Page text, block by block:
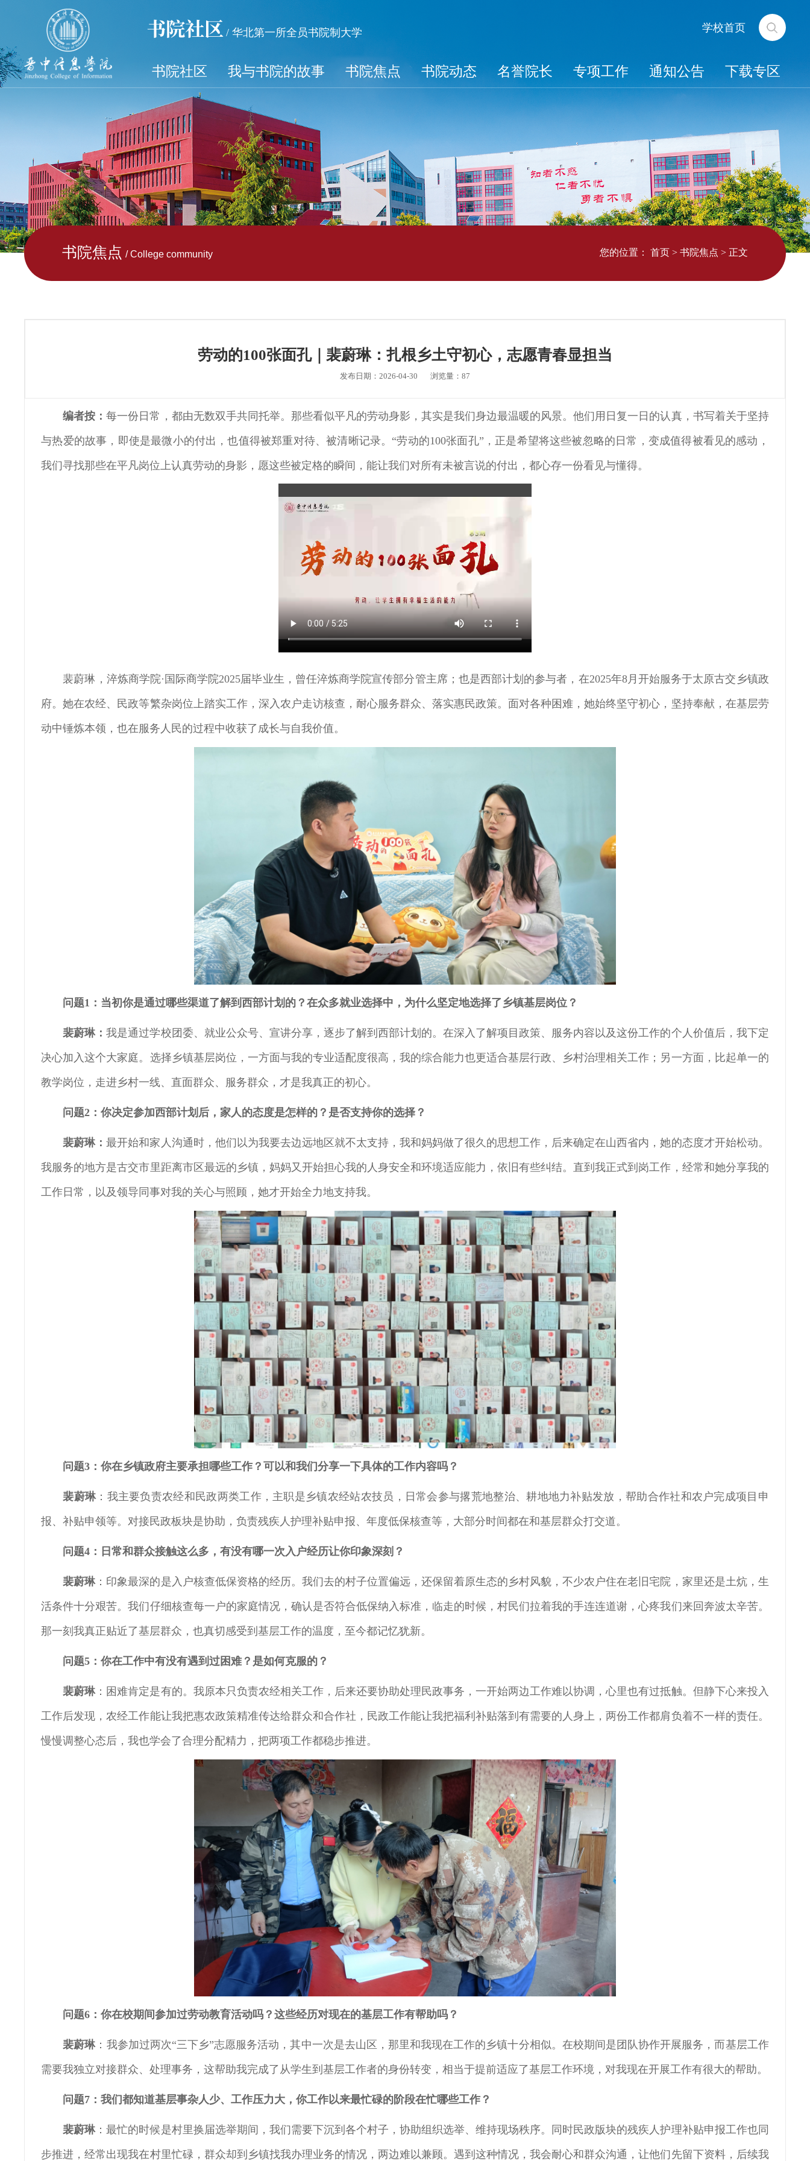
书院社区 / 华北第一所全员书院制大学 学校首页
书院社区 我与书院的故事 书院焦点 书院动态 名誉院长 专项工作 通知公告 下载专区
书院焦点 / College community 您的位置： 首页 > 书院焦点 > 正文
劳动的100张面孔｜裴蔚琳：扎根乡土守初心，志愿青春显担当
发布日期：2026-04-30 浏览量： 87
编者按：每一份日常，都由无数双手共同托举。那些看似平凡的劳动身影，其实是我们身边最温暖的风景。他们用日复一日的认真，书写着关于坚持
与热爱的故事，即使是最微小的付出，也值得被郑重对待、被清晰记录。“劳动的100张面孔”，正是希望将这些被忽略的日常，变成值得被看见的感动，
我们寻找那些在平凡岗位上认真劳动的身影，愿这些被定格的瞬间，能让我们对所有未被言说的付出，都心存一份看见与懂得。
裴蔚琳，淬炼商学院·国际商学院2025届毕业生，曾任淬炼商学院宣传部分管主席；也是西部计划的参与者，在2025年8月开始服务于太原古交乡镇政
府。她在农经、民政等繁杂岗位上踏实工作，深入农户走访核查，耐心服务群众、落实惠民政策。面对各种困难，她始终坚守初心，坚持奉献，在基层劳
动中锤炼本领，也在服务人民的过程中收获了成长与自我价值。
问题1：当初你是通过哪些渠道了解到西部计划的？在众多就业选择中，为什么坚定地选择了乡镇基层岗位？
裴蔚琳：我是通过学校团委、就业公众号、宣讲分享，逐步了解到西部计划的。在深入了解项目政策、服务内容以及这份工作的个人价值后，我下定
决心加入这个大家庭。选择乡镇基层岗位，一方面与我的专业适配度很高，我的综合能力也更适合基层行政、乡村治理相关工作；另一方面，比起单一的
教学岗位，走进乡村一线、直面群众、服务群众，才是我真正的初心。
问题2：你决定参加西部计划后，家人的态度是怎样的？是否支持你的选择？
裴蔚琳：最开始和家人沟通时，他们以为我要去边远地区就不太支持，我和妈妈做了很久的思想工作，后来确定在山西省内，她的态度才开始松动。
我服务的地方是古交市里距离市区最远的乡镇，妈妈又开始担心我的人身安全和环境适应能力，依旧有些纠结。直到我正式到岗工作，经常和她分享我的
工作日常，以及领导同事对我的关心与照顾，她才开始全力地支持我。
问题3：你在乡镇政府主要承担哪些工作？可以和我们分享一下具体的工作内容吗？
裴蔚琳：我主要负责农经和民政两类工作，主职是乡镇农经站农技员，日常会参与撂荒地整治、耕地地力补贴发放，帮助合作社和农户完成项目申
报、补贴申领等。对接民政板块是协助，负责残疾人护理补贴申报、年度低保核查等，大部分时间都在和基层群众打交道。
问题4：日常和群众接触这么多，有没有哪一次入户经历让你印象深刻？
裴蔚琳：印象最深的是入户核查低保资格的经历。我们去的村子位置偏远，还保留着原生态的乡村风貌，不少农户住在老旧宅院，家里还是土炕，生
活条件十分艰苦。我们仔细核查每一户的家庭情况，确认是否符合低保纳入标准，临走的时候，村民们拉着我的手连连道谢，心疼我们来回奔波太辛苦。
那一刻我真正贴近了基层群众，也真切感受到基层工作的温度，至今都记忆犹新。
问题5：你在工作中有没有遇到过困难？是如何克服的？
裴蔚琳：困难肯定是有的。我原本只负责农经相关工作，后来还要协助处理民政事务，一开始两边工作难以协调，心里也有过抵触。但静下心来投入
工作后发现，农经工作能让我把惠农政策精准传达给群众和合作社，民政工作能让我把福利补贴落到有需要的人身上，两份工作都肩负着不一样的责任。
慢慢调整心态后，我也学会了合理分配精力，把两项工作都稳步推进。
问题6：你在校期间参加过劳动教育活动吗？这些经历对现在的基层工作有帮助吗？
裴蔚琳：我参加过两次“三下乡”志愿服务活动，其中一次是去山区，那里和我现在工作的乡镇十分相似。在校期间是团队协作开展服务，而基层工作
需要我独立对接群众、处理事务，这帮助我完成了从学生到基层工作者的身份转变，相当于提前适应了基层工作环境，对我现在开展工作有很大的帮助。
问题7：我们都知道基层事杂人少、工作压力大，你工作以来最忙碌的阶段在忙哪些工作？
裴蔚琳：最忙的时候是村里换届选举期间，我们需要下沉到各个村子，协助组织选举、维持现场秩序。同时民政版块的残疾人护理补贴申报工作也同
步推进，经常出现我在村里忙碌，群众却到乡镇找我办理业务的情况，两边难以兼顾。遇到这种情况，我会耐心和群众沟通，让他们先留下资料，后续我